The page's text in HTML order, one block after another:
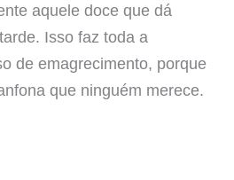
aquele doce que dá
Isso faz toda a
de emagrecimento, porque
que ninguém merece.